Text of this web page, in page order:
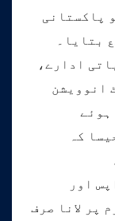
پاکستانی
بتایا۔
ادارے،
انوویشن
ہوئے
کہ
اور
پر لانا صرف